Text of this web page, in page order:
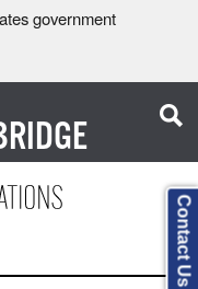
government
Contact Us